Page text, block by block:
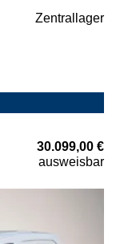
Zentrallager
30.099,00 €
ausweisbar